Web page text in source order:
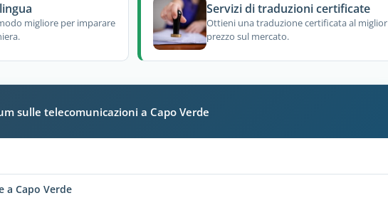
migliore per imparare
Servizi di traduzioni certificate
Ottieni una traduzione certificata al miglior
prezzo sul mercato.
sulle telecomunicazioni a Capo Verde
a Capo Verde